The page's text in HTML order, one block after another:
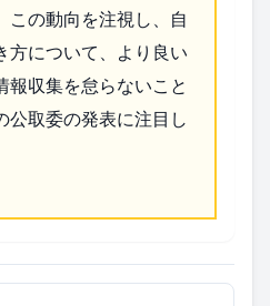
この動向を注視し、自
方について、より良い
報収集を怠らないこと
公取委の発表に注目し